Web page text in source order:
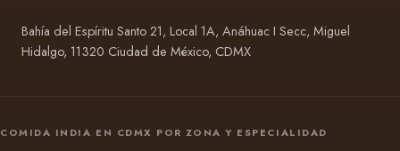
Bahía del Espíritu Santo 21, Local 1A, Anáhuac I Secc, Miguel
Hidalgo, 11320 Ciudad de México, CDMX
COMIDA INDIA EN CDMX POR ZONA Y ESPECIALIDAD